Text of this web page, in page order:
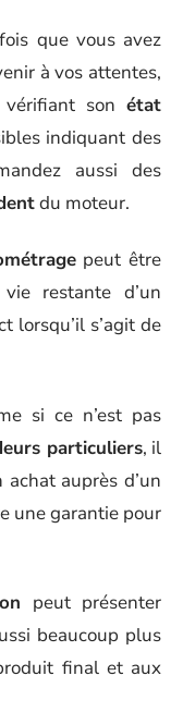
que vous avez
à vos attentes,
son état
indiquant des
aussi des
du moteur.
peut être
restante d’un
lorsqu’il s’agit de
si ce n’est pas
particuliers, il
auprès d’un
une garantie pour
peut présenter
beaucoup plus
final et aux